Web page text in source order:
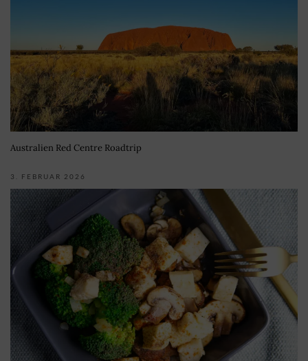
Australien Red Centre Roadtrip
3. FEBRUAR 2026